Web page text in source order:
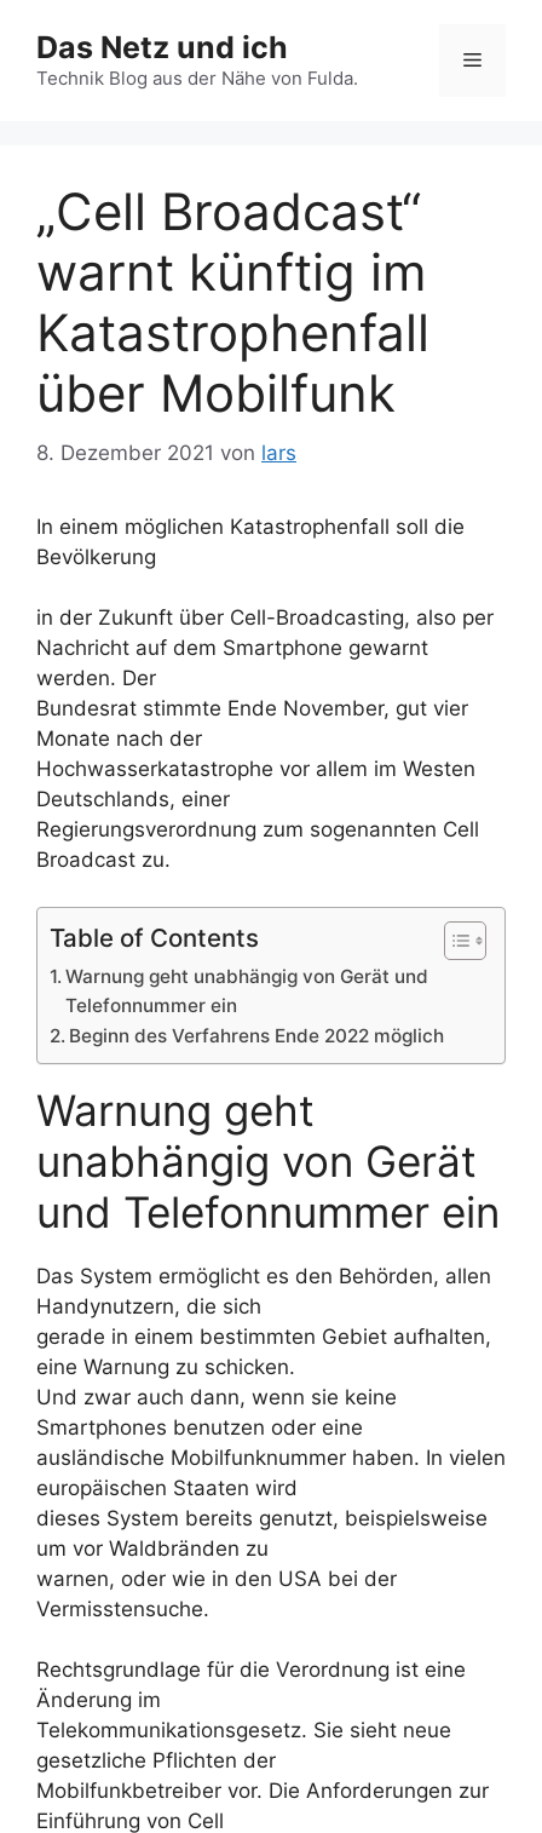
Inhalt
springen
Das Netz und ich
Technik Blog aus der Nähe von Fulda.
Menü
„Cell Broadcast“
warnt künftig im
Katastrophenfall
über Mobilfunk
8. Dezember 2021 von lars
In einem möglichen Katastrophenfall soll die
Bevölkerung
in der Zukunft über Cell-Broadcasting, also per
Nachricht auf dem Smartphone gewarnt
werden. Der
Bundesrat stimmte Ende November, gut vier
Monate nach der
Hochwasserkatastrophe vor allem im Westen
Deutschlands, einer
Regierungsverordnung zum sogenannten Cell
Broadcast zu.
Table of Contents
Warnung geht unabhängig von Gerät und
Telefonnummer ein
Beginn des Verfahrens Ende 2022 möglich
Warnung geht
unabhängig von Gerät
und Telefonnummer ein
Das System ermöglicht es den Behörden, allen
Handynutzern, die sich
gerade in einem bestimmten Gebiet aufhalten,
eine Warnung zu schicken.
Und zwar auch dann, wenn sie keine
Smartphones benutzen oder eine
ausländische Mobilfunknummer haben. In vielen
europäischen Staaten wird
dieses System bereits genutzt, beispielsweise
um vor Waldbränden zu
warnen, oder wie in den USA bei der
Vermisstensuche.
Rechtsgrundlage für die Verordnung ist eine
Änderung im
Telekommunikationsgesetz. Sie sieht neue
gesetzliche Pflichten der
Mobilfunkbetreiber vor. Die Anforderungen zur
Einführung von Cell